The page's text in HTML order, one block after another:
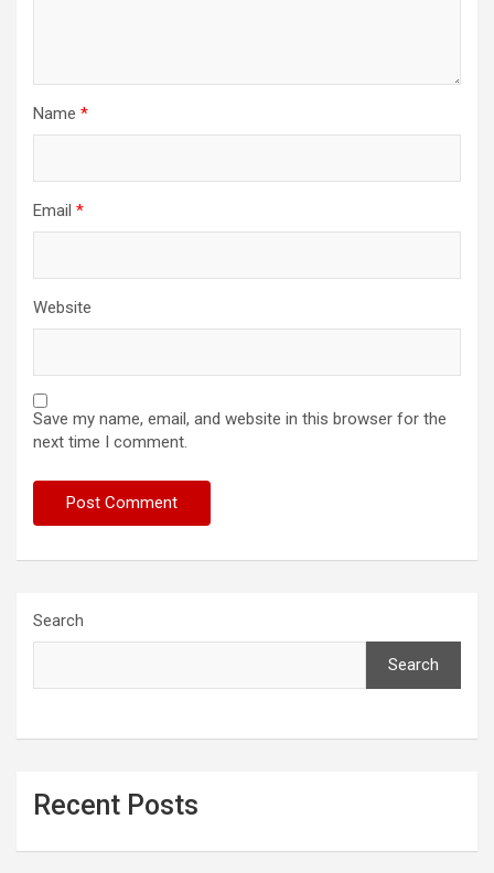
Name *
Email *
Website
Save my name, email, and website in this browser for the
next time I comment.
Search
Search
Recent Posts